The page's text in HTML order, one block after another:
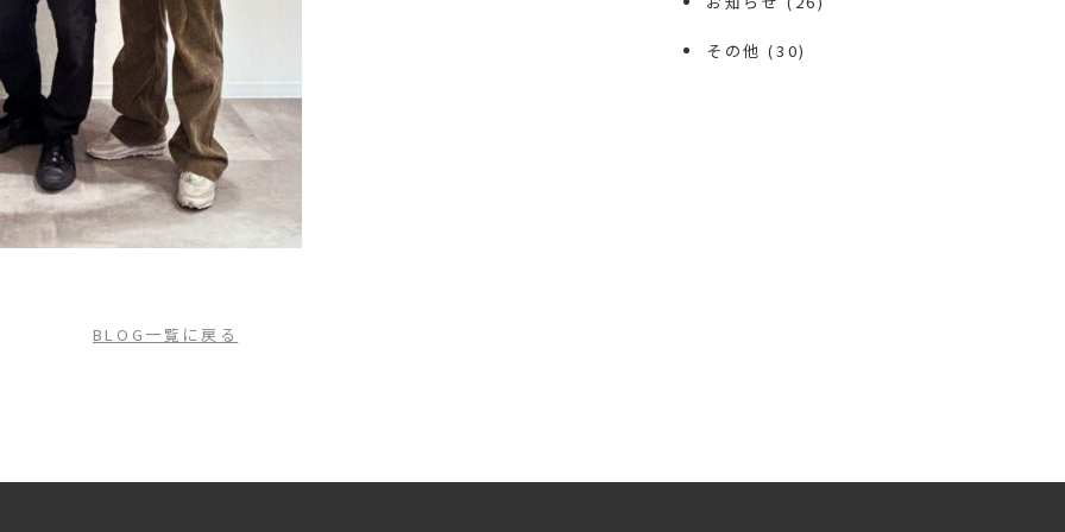
BLOG一覧に戻る
その他 (30)